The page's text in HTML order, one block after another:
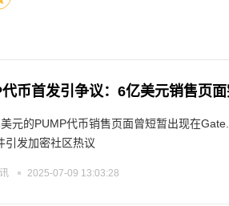
币首发引争议：6亿美元销售页
元的PUMP代币销售页面曾短暂出现在
引发加密社区热议
2025-07-09 13:03:28